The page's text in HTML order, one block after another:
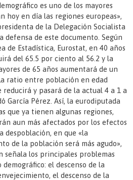
es uno de los mayores
hoy en día las regiones europeas»,
de la Delegación Socialista
defensa de este documento. Según
de Estadística, Eurostat, en 40 años
del 65.5 por ciento al 56.2 y la
de 65 años aumentará de un
ratio entre población en edad
reducirá y pasará de la actual 4 a 1 a
García Pérez. Así, la eurodiputada
que ya tienen algunas regiones,
aun más afectados por los efectos
despoblación, en que «la
de la población será más agudo»,
señala los principales problemas
el descenso de la
el descenso de la